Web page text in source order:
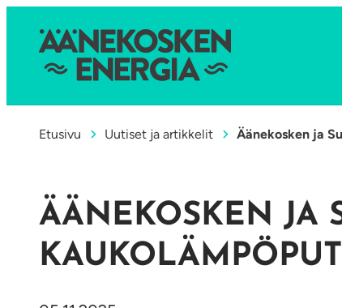
Etusivu Uutiset ja artikkelit Äänekosken ja
ÄÄNEKOSKEN JA